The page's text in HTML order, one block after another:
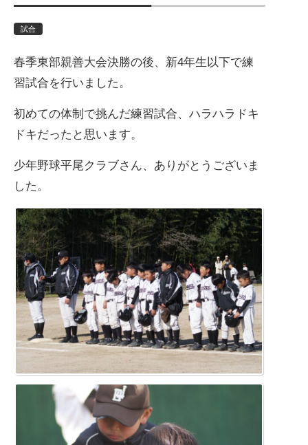
試合
春季東部親善大会決勝の後、新4年生以下で練
習試合を行いました。
初めての体制で挑んだ練習試合、ハラハラドキ
ドキだったと思います。
少年野球平尾クラブさん、ありがとうございま
した。